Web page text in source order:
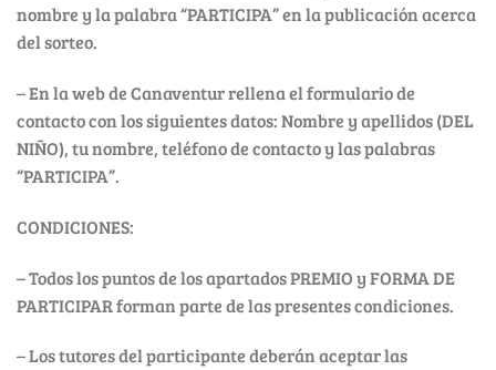
nombre y la palabra “PARTICIPA” en la publicación acerca
del sorteo.
– En la web de Canaventur rellena el formulario de
contacto con los siguientes datos: Nombre y apellidos (DEL
NIÑO), tu nombre, teléfono de contacto y las palabras
“PARTICIPA”.
CONDICIONES:
– Todos los puntos de los apartados PREMIO y FORMA DE
PARTICIPAR forman parte de las presentes condiciones.
– Los tutores del participante deberán aceptar las